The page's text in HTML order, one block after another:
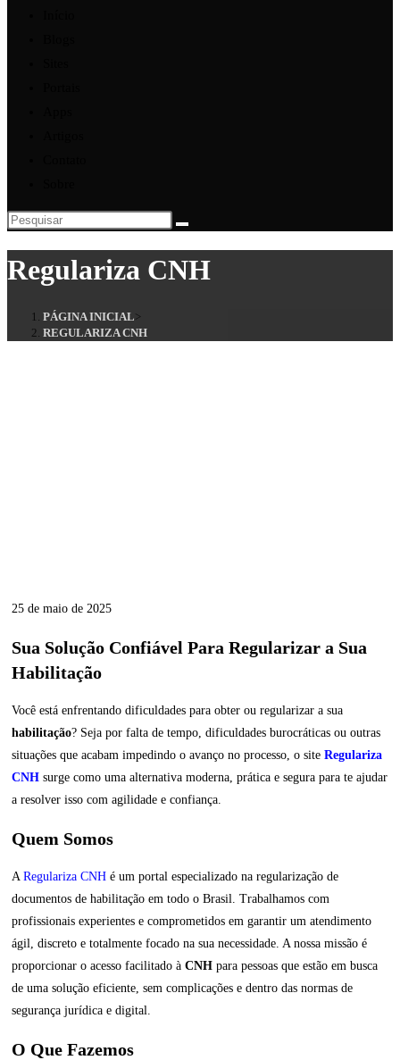
Regulariza CNH
PÁGINA INICIAL >
REGULARIZA CNH
25 de maio de 2025
Sua Solução Confiável Para Regularizar a Sua
Habilitação
Você está enfrentando dificuldades para obter ou regularizar a sua
habilitação? Seja por falta de tempo, dificuldades burocráticas ou outras
situações que acabam impedindo o avanço no processo, o site Regulariza
CNH surge como uma alternativa moderna, prática e segura para te ajudar
a resolver isso com agilidade e confiança.
Quem Somos
A Regulariza CNH é um portal especializado na regularização de
documentos de habilitação em todo o Brasil. Trabalhamos com
profissionais experientes e comprometidos em garantir um atendimento
ágil, discreto e totalmente focado na sua necessidade. A nossa missão é
proporcionar o acesso facilitado à CNH para pessoas que estão em busca
de uma solução eficiente, sem complicações e dentro das normas de
segurança jurídica e digital.
O Que Fazemos